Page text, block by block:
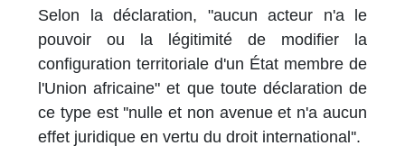
Selon la déclaration, "aucun acteur n'a le
pouvoir ou la légitimité de modifier la
configuration territoriale d'un État membre de
l'Union africaine" et que toute déclaration de
ce type est ''nulle et non avenue et n'a aucun
effet juridique en vertu du droit international''.